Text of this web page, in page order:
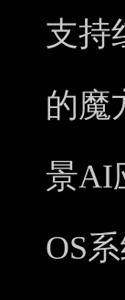
支持
的魔
景AI
OS